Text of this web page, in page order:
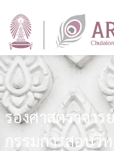
รองศาสตราจา
กรรมการสอบวิ